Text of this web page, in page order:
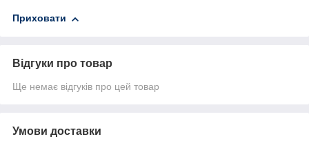
Приховати
Відгуки про товар
Ще немає відгуків про цей товар
Умови доставки